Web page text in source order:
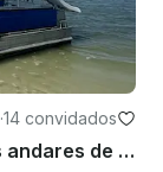
·14 convidados
Barco deslizante de dois andares de 26 pés em Saint Pete